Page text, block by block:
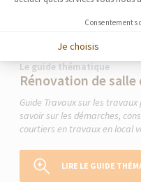
Le guide thématique
Rénovation de salle
Guide Travaux sur les
savoir sur les démarches,
courtiers en travaux en local
LIRE LE GUIDE
Consentements
Je choisis